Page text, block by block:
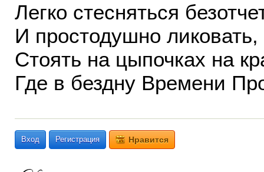
Легко стесняться
И простодушно ликовать,
Стоять на цыпочках на
Где в бездну Времени
Вход Регистрация Нравится